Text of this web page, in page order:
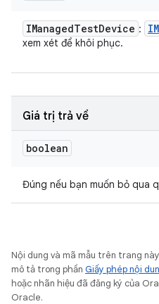
IManagedTestDevice :
xem xét để khôi phục.
Giá trị trả về
boolean
Đúng nếu bạn muốn bỏ qua
Nội dung và mã mẫu trên trang
mô tả trong phần Giấy phép nội
hoặc nhãn hiệu đã đăng ký của
Oracle.